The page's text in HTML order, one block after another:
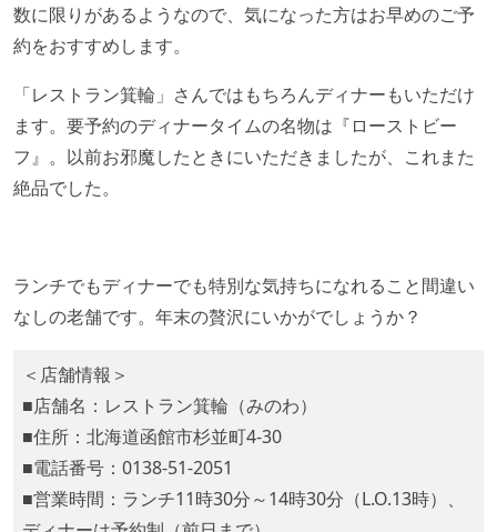
数に限りがあるようなので、気になった方はお早めのご予
約をおすすめします。
「レストラン箕輪」さんではもちろんディナーもいただけ
ます。要予約のディナータイムの名物は『ローストビー
フ』。以前お邪魔したときにいただきましたが、これまた
絶品でした。
ランチでもディナーでも特別な気持ちになれること間違い
なしの老舗です。年末の贅沢にいかがでしょうか？
＜店舗情報＞
■店舗名：レストラン箕輪（みのわ）
■住所：北海道函館市杉並町4-30
■電話番号：0138-51-2051
■営業時間：ランチ11時30分～14時30分（L.O.13時）、